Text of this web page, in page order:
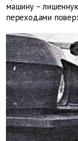
машину –
переходами